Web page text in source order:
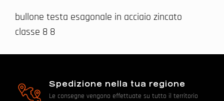
bullone testa esagonale in acciaio zincato
classe 8 8
Spedizione nella tua regione
Le consegne vengono effettuate su tutto il territorio